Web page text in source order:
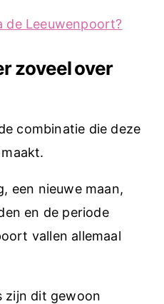
de Leeuwenpoort?
zoveel over
combinatie die deze
een nieuwe maan,
en de periode
vallen allemaal
zijn dit gewoon